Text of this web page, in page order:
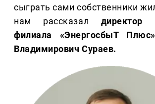
сыграть сами собственники
нам рассказал директор
филиала «ЭнергосбыТ
Владимирович Сураев.